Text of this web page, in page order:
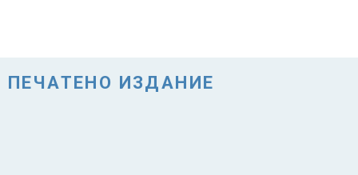
ПЕЧАТЕНО ИЗДАНИЕ